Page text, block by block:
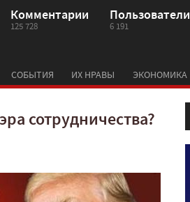
Комментарии
125 728
Пользователи
6 191
СОБЫТИЯ ИХ НРАВЫ ЭКОНОМИКА
сотрудничества?